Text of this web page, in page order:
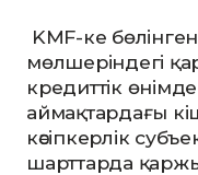
KMF-ке
мөлшеріндегі
кредиттік
аймақтардағы
кәсіпкерлік
шарттарда